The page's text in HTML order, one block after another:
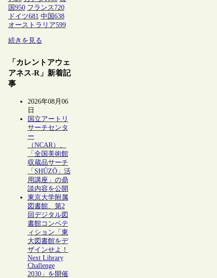
国 950 フランス 720
ドイツ681 中国 638
オーストラリア599
続きを見る
「カレントアウェ
アネス-R」新着記
事
2026年08月06
日
国立アートリ
サーチセンタ
ー
（NCAR）、
「全国美術館
収蔵品サーチ
「SHŪZŌ」活
用講座」の鼎
談内容を公開
東京大学附属
図書館、第2
回デジタル図
書館コンペテ
ィション「東
大図書館をデ
ザインせよ！
Next Library
Challenge
2030」を開催